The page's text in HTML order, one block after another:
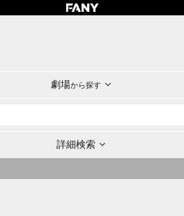
劇場から探す
詳細検索